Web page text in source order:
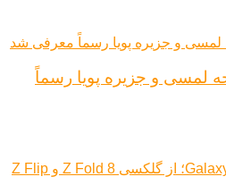
۲۰۲۶ با صفحه لمسی و جزیره پویا رسماً